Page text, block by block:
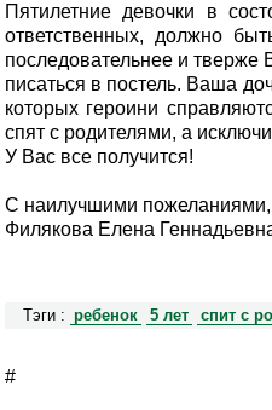
Пятилетние девочки в
ответственных, должно
последовательнее и тверже
писаться в постель. Ваша
которых героини
спят с родителями, а
У Вас все получится!
С наилучшими пожеланиями,
Филякова Елена
Тэги : ребенок 5 лет спит с
#